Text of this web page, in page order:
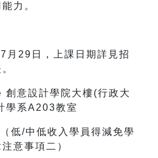
力。
月29日，上課日期詳見招
創意設計學院大樓(行政大
學系A203教室
低/中低收入學員得減免學
意事項二）